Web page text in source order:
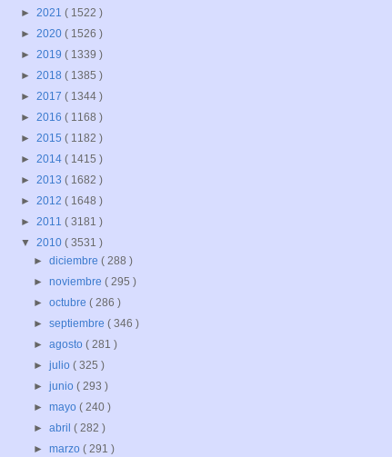
► 2021 ( 1522 )
► 2020 ( 1526 )
► 2019 ( 1339 )
► 2018 ( 1385 )
► 2017 ( 1344 )
► 2016 ( 1168 )
► 2015 ( 1182 )
► 2014 ( 1415 )
► 2013 ( 1682 )
► 2012 ( 1648 )
► 2011 ( 3181 )
▼ 2010 ( 3531 )
►diciembre( 288 )
►noviembre( 295 )
►octubre( 286 )
►septiembre( 346 )
►agosto( 281 )
►julio( 325 )
►junio( 293 )
►mayo( 240 )
►abril( 282 )
►marzo( 291 )